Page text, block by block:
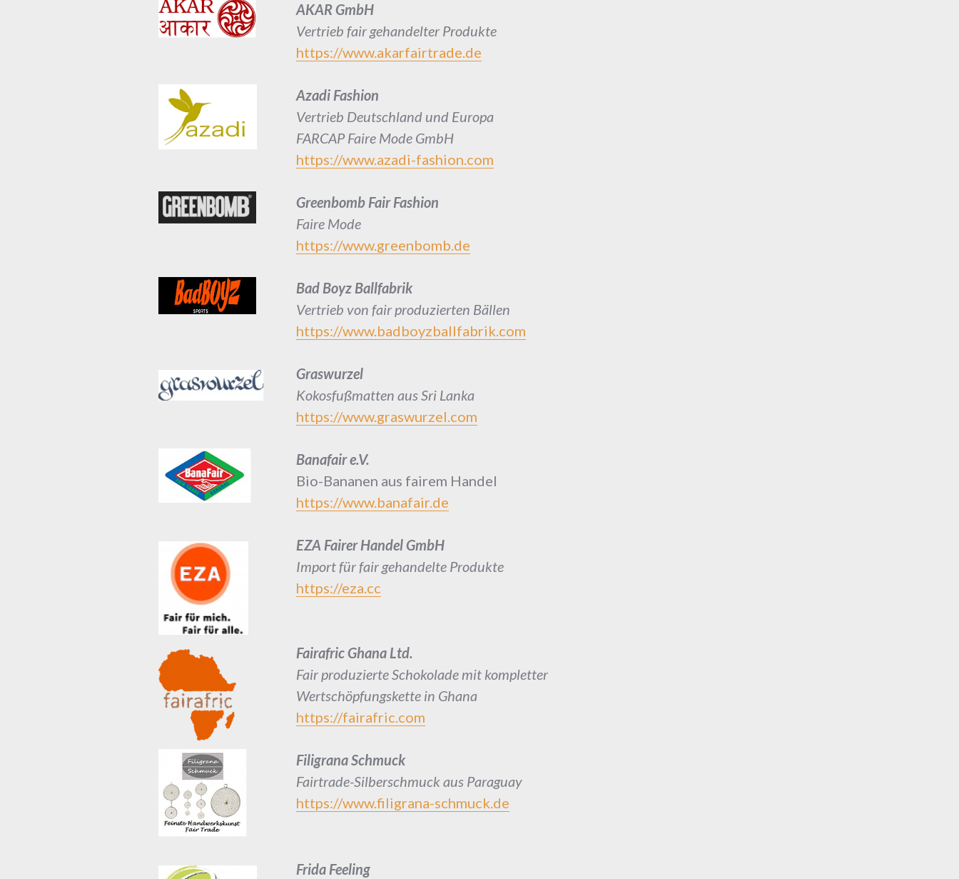
AKAR GmbH
Vertrieb fair gehandelter Produkte
https://www.akarfairtrade.de
Azadi Fashion
Vertrieb Deutschland und Europa
FARCAP Faire Mode GmbH
https://www.azadi-fashion.com
Greenbomb Fair Fashion
Faire Mode
https://www.greenbomb.de
Bad Boyz Ballfabrik
Vertrieb von fair produzierten Bällen
https://www.badboyzballfabrik.com
Graswurzel
Kokosfußmatten aus Sri Lanka
https://www.graswurzel.com
Banafair e.V.
Bio-Bananen aus fairem Handel
https://www.banafair.de
EZA Fairer Handel GmbH
Import für fair gehandelte Produkte
https://eza.cc
Fairafric Ghana Ltd.
Fair produzierte Schokolade mit kompletter
Wertschöpfungskette in Ghana
https://fairafric.com
Filigrana Schmuck
Fairtrade-Silberschmuck aus Paraguay
https://www.filigrana-schmuck.de
Frida Feeling